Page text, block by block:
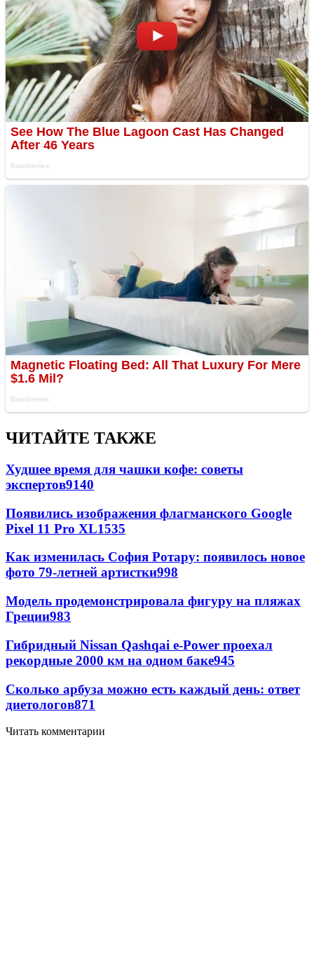
ЧИТАЙТЕ ТАКЖЕ
Худшее время для чашки кофе: советы
экспертов9140
Появились изображения флагманского Google
Pixel 11 Pro XL1535
Как изменилась София Ротару: появилось новое
фото 79-летней артистки998
Модель продемонстрировала фигуру на пляжах
Греции983
Гибридный Nissan Qashqai e-Power проехал
рекордные 2000 км на одном баке945
Сколько арбуза можно есть каждый день: ответ
диетологов871
Читать комментарии